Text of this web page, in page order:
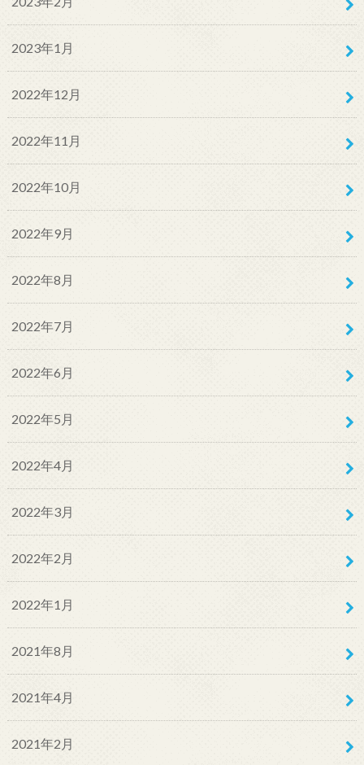
2023年1月
2022年12月
2022年11月
2022年10月
2022年9月
2022年8月
2022年7月
2022年6月
2022年5月
2022年4月
2022年3月
2022年2月
2022年1月
2021年8月
2021年4月
2021年2月